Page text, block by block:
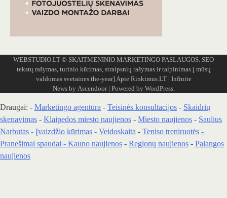
WEBSTUDIO.LT © SKAITMENINIO MARKETINGO PASLAUGOS. SEO
tekstų rašymas, turinio kūrimas, straipsnių rašymas ir talpinimas į mūsų
valdomas svetaines.the-year] Apie Rinkimus.LT| Infinite
News by Ascendoor| Powered by WordPress.
Draugai: - Marketingo agentūra - Teisinės konsultacijos - Skaidrių
skenavimas - Klaipedos miesto naujienos - Miesto naujienos - Saulius
Narbutas - Įvaizdžio kūrimas - Veidoskaita - Teniso treniruotės -
Pranešimai spaudai - Kauno naujienos - Regionų naujienos - Palangos
naujienos